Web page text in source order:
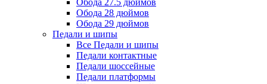
Обода 27.5 дюймов
Обода 28 дюймов
Обода 29 дюймов
Педали и шипы
Все Педали и шипы
Педали контактные
Педали шоссейные
Педали платформы